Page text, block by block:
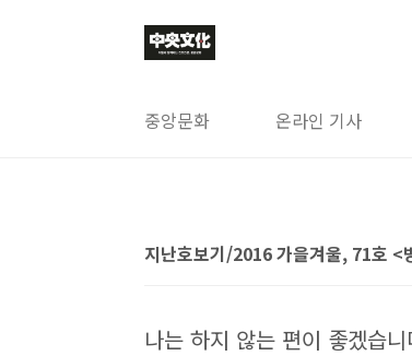
중앙문화 온라인 기사
지난호보기/2016 가을겨울, 71호 <
나는 하지 않는 편이 좋겠습